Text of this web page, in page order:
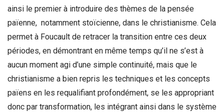
ainsi le premier à introduire des thèmes de la pensée
païenne, notamment stoïcienne, dans le christianisme. Cela
permet à Foucault de retracer la transition entre ces deux
périodes, en démontrant en même temps qu’il ne s’est à
aucun moment agi d’une simple continuité, mais que le
christianisme a bien repris les techniques et les concepts
païens en les requalifiant profondément, se les appropriant
donc par transformation, les intégrant ainsi dans le système